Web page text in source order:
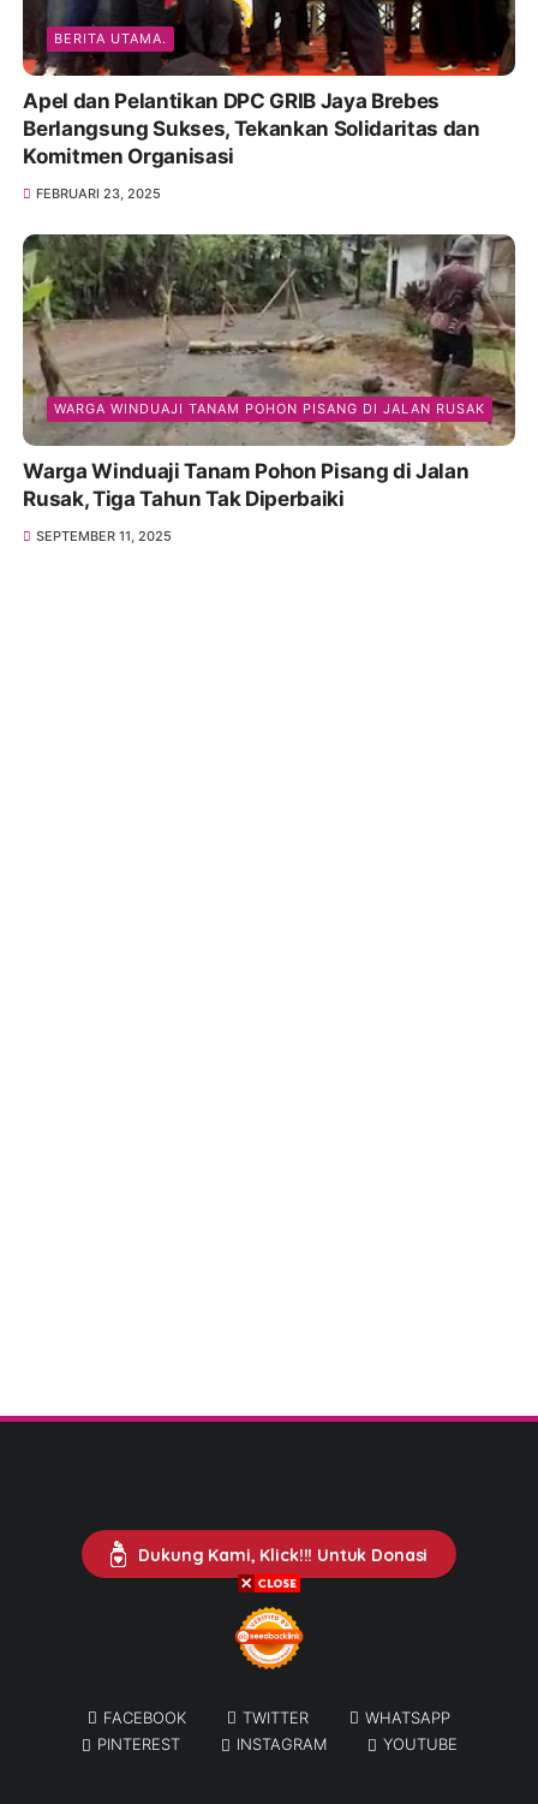
BERITA UTAMA.
Apel dan Pelantikan DPC GRIB Jaya Brebes
Berlangsung Sukses, Tekankan Solidaritas dan
Komitmen Organisasi
FEBRUARI 23, 2025
WARGA WINDUAJI TANAM POHON PISANG DI JALAN RUSAK
Warga Winduaji Tanam Pohon Pisang di Jalan
Rusak, Tiga Tahun Tak Diperbaiki
SEPTEMBER 11, 2025
Dukung Kami, Klick!!! Untuk Donasi
FACEBOOK TWITTER
WHATSAPP
PINTEREST
INSTAGRAM YOUTUBE